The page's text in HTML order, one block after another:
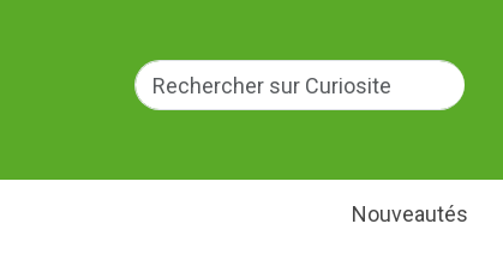
Nouveautés